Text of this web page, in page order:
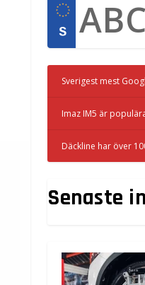
Sverigest mest
Imaz IM5 är
Däckline har över
Senaste